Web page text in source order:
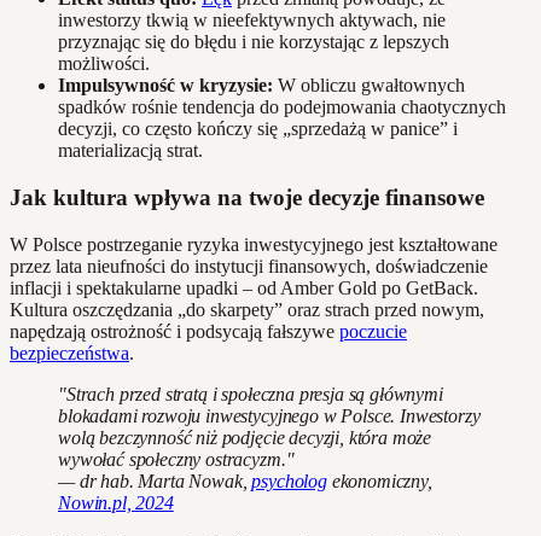
inwestorzy tkwią w nieefektywnych aktywach, nie
przyznając się do błędu i nie korzystając z lepszych
możliwości.
Impulsywność w kryzysie: W obliczu gwałtownych
spadków rośnie tendencja do podejmowania chaotycznych
decyzji, co często kończy się „sprzedażą w panice” i
materializacją strat.
Jak kultura wpływa na twoje decyzje finansowe
W Polsce postrzeganie ryzyka inwestycyjnego jest kształtowane
przez lata nieufności do instytucji finansowych, doświadczenie
inflacji i spektakularne upadki – od Amber Gold po GetBack.
Kultura oszczędzania „do skarpety” oraz strach przed nowym,
napędzają ostrożność i podsycają fałszywe poczucie
bezpieczeństwa.
"Strach przed stratą i społeczna presja są głównymi
blokadami rozwoju inwestycyjnego w Polsce. Inwestorzy
wolą bezczynność niż podjęcie decyzji, która może
wywołać społeczny ostracyzm."
— dr hab. Marta Nowak,psychologekonomiczny,
Nowin.pl, 2024